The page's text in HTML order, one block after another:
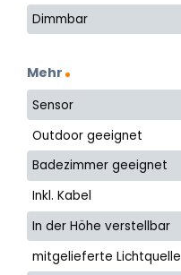
Dimmbar
Mehr
Sensor
Outdoor geeignet
Badezimmer geeignet
Inkl. Kabel
In der Höhe verstellbar
mitgelieferte Lichtquelle